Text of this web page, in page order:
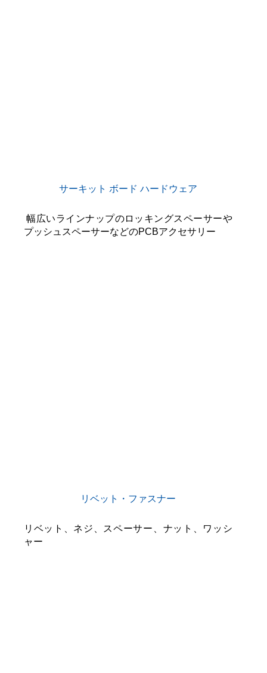
サーキット ボード ハードウェア
幅広いラインナップのロッキングスペーサーや
プッシュスペーサーなどのPCBアクセサリー
リベット・ファスナー
リベット、ネジ、スペーサー、ナット、ワッシ
ャー